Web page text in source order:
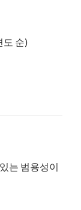
순)
는 범용성이